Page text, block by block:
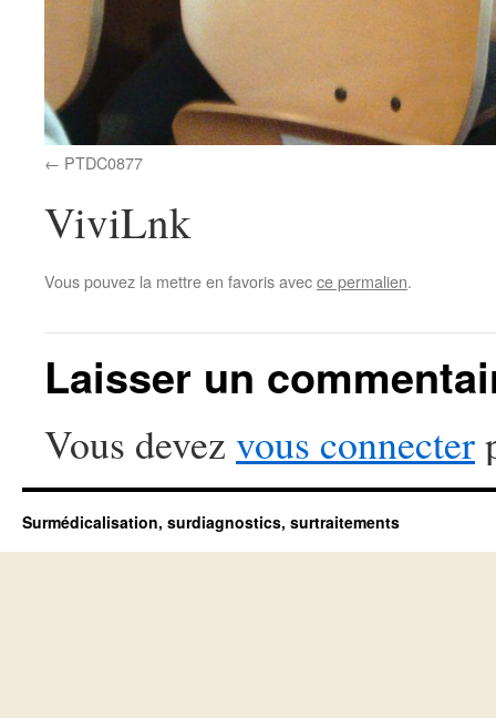
PTDC0877
ViviLnk
Vous pouvez la mettre en favoris avecce permalien.
Laisser un
Vous devez vous connecter
Surmédicalisation, surdiagnostics, surtraitements